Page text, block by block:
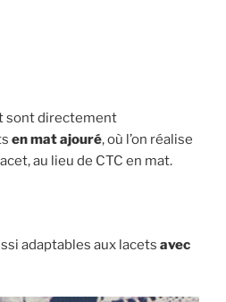
sont directement
en mat ajouré, où l’on réalise
au lieu de CTC en mat.
adaptables aux lacets avec